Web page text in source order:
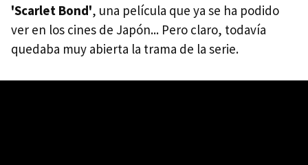
'Scarlet Bond', una película que ya se ha podido
ver en los cines de Japón... Pero claro, todavía
quedaba muy abierta la trama de la serie.